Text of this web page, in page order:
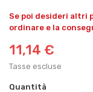
Se poi desideri altri
ordinare e la
11,14 €
Tasse escluse
Quantità